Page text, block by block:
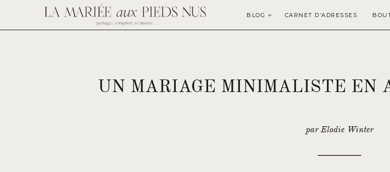
BLOG CARNET D’ADRESSES
UN MARIAGE MINIMALISTE EN
par Elodie Winter